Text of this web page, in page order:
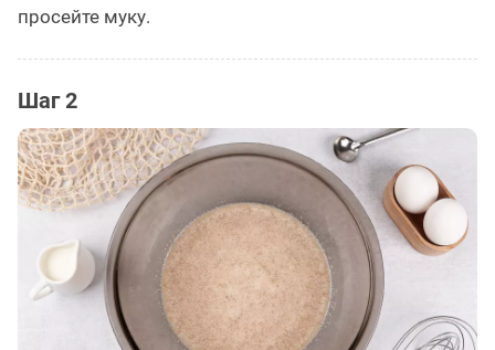
просейте муку.
Шаг 2